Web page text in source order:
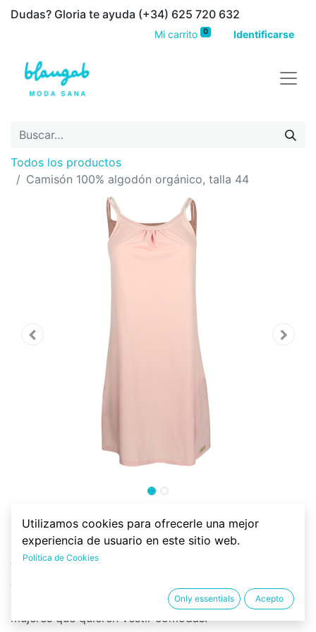
Dudas? Gloria te ayuda (+34) 625 720 632
Mi carrito 0 Identificarse
Todos los productos
Camisón 100% algodón orgánico, talla 44
Camisón 100% algodón
orgánico, talla 44
Vestido camisón 100% algodón orgánico para chica,
de tirantes. Extremadamente suave y agradable. Ideal
para piel sensible o piel atópica. O para todas las
mujeres que quieren vestir cómodas.
Utilizamos cookies para ofrecerle una mejor
experiencia de usuario en este sitio web.
Política de Cookies
Only essentials Acepto